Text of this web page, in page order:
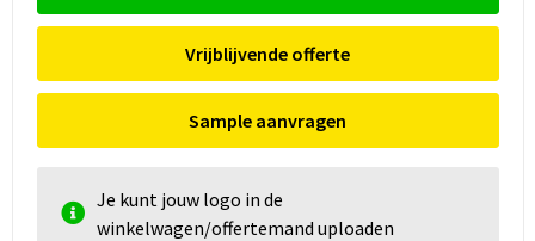
Vrijblijvende offerte
Sample aanvragen
Je kunt jouw logo in de
winkelwagen/offertemand uploaden